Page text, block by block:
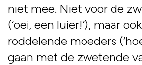
niet mee. Niet voor de
(‘oei, een luier!’), maar
roddelende moeders
gaan met de zwetende